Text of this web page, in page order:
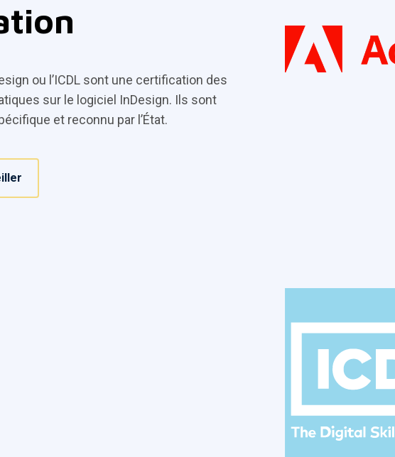
ou l’ICDL sont une certification des
sur le logiciel InDesign. Ils sont
et reconnu par l’État.